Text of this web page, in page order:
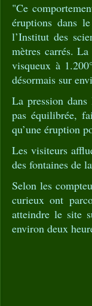
"Ce
éruptions dans
l’Institut des
mètres carrés.
visqueux à
désormais sur
La pression
pas équilibrée,
qu’une éruption
Les visiteurs
des fontaines de
Selon les
curieux ont
atteindre le site
environ deux